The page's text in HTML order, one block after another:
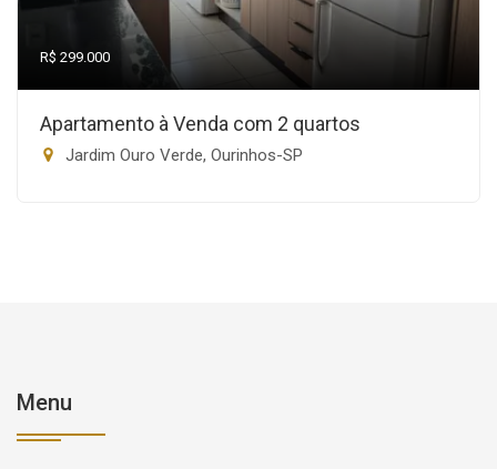
R$ 299.000
Apartamento à Venda com 2 quartos
Jardim Ouro Verde, Ourinhos-SP
Menu